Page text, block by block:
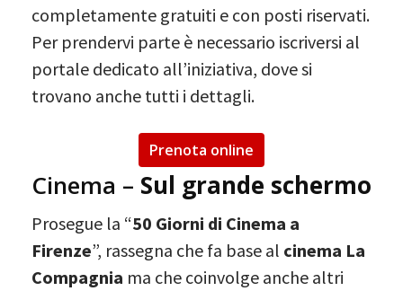
completamente gratuiti e con posti riservati.
Per prendervi parte è necessario iscriversi al
portale dedicato all’iniziativa, dove si
trovano anche tutti i dettagli.
Prenota online
Cinema – Sul grande schermo
Prosegue la “50 Giorni di Cinema a
Firenze”, rassegna che fa base al cinema La
Compagnia ma che coinvolge anche altri